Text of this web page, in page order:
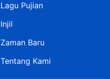
Lagu Pujian
Injil
Zaman Baru
Tentang Kami